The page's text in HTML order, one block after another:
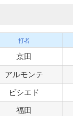
打者
京田
アルモンテ
ビシエド
福田